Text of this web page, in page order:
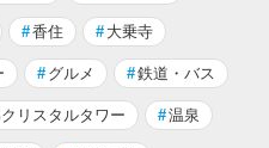
#香住 # 大乗寺
# グルメ #鉄道・バス
リスタルタワー #温泉